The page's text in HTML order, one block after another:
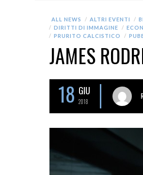
ALL NEWS ALTRI EVENTI
DIRITTI DI IMMAGINE
PRURITO CALCISTICO
JAMES
18 GIU
2018